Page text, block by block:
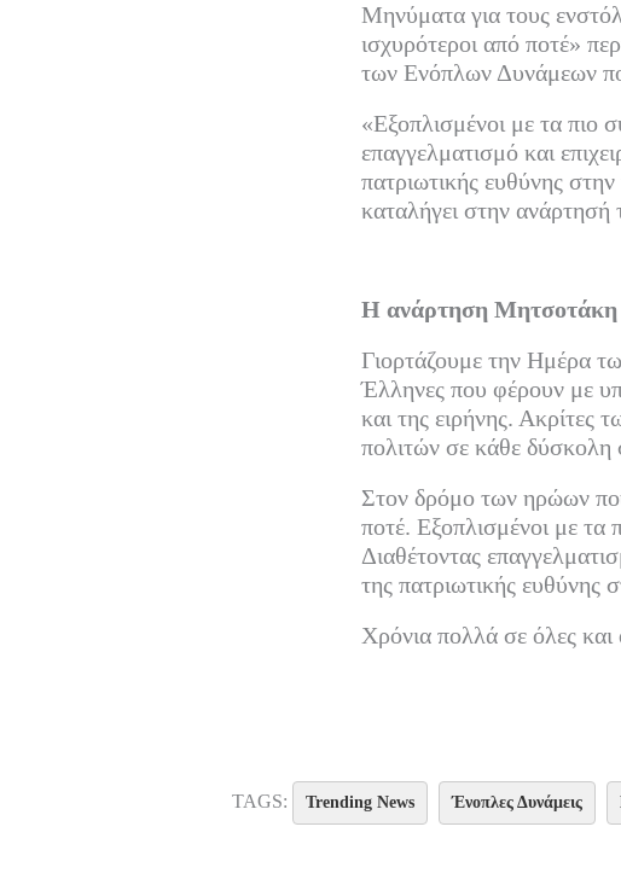
bo
ok
tte
r
ail ed
In
ρ
α
Μηνύματα για τους
ισχυρότεροι από ποτέ»
των Ενόπλων Δυνάμεων
«Εξοπλισμένοι με τα πιο
επαγγελματισμό και
πατριωτικής ευθύνης
καταλήγει στην
Η ανάρτηση Μητσοτάκη
Γιορτάζουμε την Ημέρα
Έλληνες που φέρουν με
και της ειρήνης.
πολιτών σε κάθε δύσκολη
Στον δρόμο των ηρώων
ποτέ. Εξοπλισμένοι με
Διαθέτοντας
της πατριωτικής ευθύνης
Χρόνια πολλά σε όλες και
TAGS: Trending News Ένοπλες Δυνάμεις